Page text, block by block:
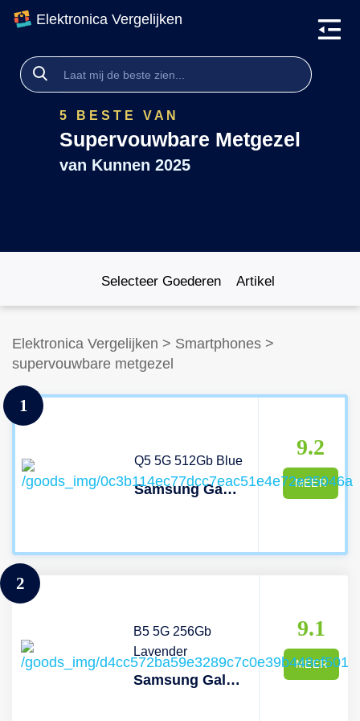
Elektronica Vergelijken
5 BESTE VAN
Supervouwbare Metgezel
van Kunnen 2025
Selecteer Goederen Artikel
Elektronica Vergelijken > Smartphones >
supervouwbare metgezel
1
Q5 5G 512Gb Blue
Samsung Galaxy Z Fold5 5g - 512 Gb Blauw
9.2
MEER
2
B5 5G 256Gb
Lavender
Samsung Galaxy Z Flip5 5g -256 Gb Lavender
9.1
MEER